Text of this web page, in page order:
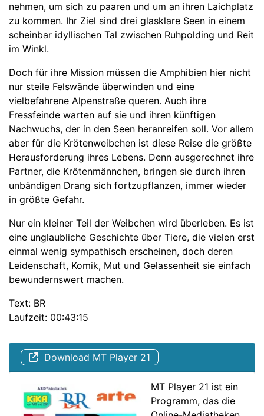
nehmen, um sich zu paaren und um an ihren Laichplatz
zu kommen. Ihr Ziel sind drei glasklare Seen in einem
scheinbar idyllischen Tal zwischen Ruhpolding und Reit
im Winkl.
Doch für ihre Mission müssen die Amphibien hier nicht
nur steile Felswände überwinden und eine
vielbefahrene Alpenstraße queren. Auch ihre
Fressfeinde warten auf sie und ihren künftigen
Nachwuchs, der in den Seen heranreifen soll. Vor allem
aber für die Krötenweibchen ist diese Reise die größte
Herausforderung ihres Lebens. Denn ausgerechnet ihre
Partner, die Krötenmännchen, bringen sie durch ihren
unbändigen Drang sich fortzupflanzen, immer wieder
in größte Gefahr.
Nur ein kleiner Teil der Weibchen wird überleben. Es ist
eine unglaubliche Geschichte über Tiere, die vielen erst
einmal wenig sympathisch erscheinen, doch deren
Leidenschaft, Komik, Mut und Gelassenheit sie einfach
bewundernswert machen.
Text: BR
Laufzeit: 00:43:15
Download MT Player 21
MT Player 21 ist ein
Programm, das die